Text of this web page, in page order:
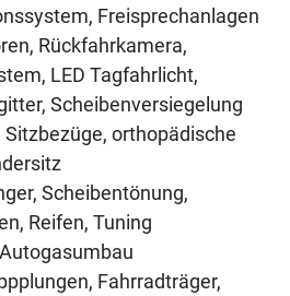
Freisprechanlagen
Rückfahrkamera,
LED Tagfahrlicht,
Scheibenversiegelung
orthopädische
Scheibentönung,
Reifen, Tuning
Fahrradträger,